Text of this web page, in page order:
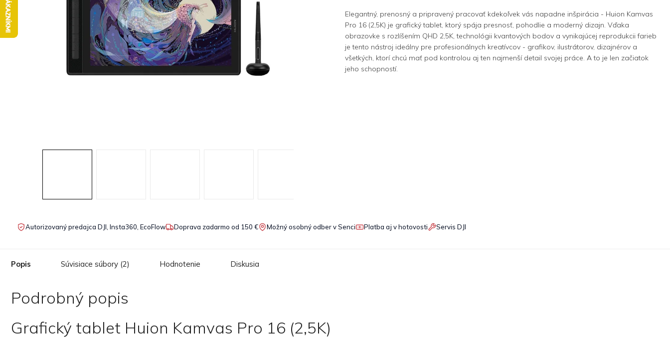
Elegantný, prenosný a pripravený pracovať kdekoľvek vás napadne inšpirácia - Huion Kamvas
Pro 16 (2,5K) je grafický tablet, ktorý spája presnosť, pohodlie a moderný dizajn. Vďaka
obrazovke s rozlíšením QHD 2,5K, technológii kvantových bodov a vynikajúcej reprodukcii farieb
je tento nástroj ideálny pre profesionálnych kreatívcov - grafikov, ilustrátorov, dizajnérov a
všetkých, ktorí chcú mať pod kontrolou aj ten najmenší detail svojej práce. A to je len začiatok
jeho schopností.
Autorizovaný predajca DJI, Insta360, EcoFlow Doprava zadarmo od 150 € Možný osobný odber v Senci Platba aj v hotovosti Servis DJI
Popis Súvisiace súbory (2) Hodnotenie Diskusia
Podrobný popis
Grafický tablet Huion Kamvas Pro 16 (2,5K)